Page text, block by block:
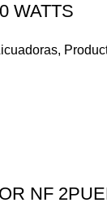
WATTS
,
NF